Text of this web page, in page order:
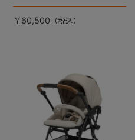
る、スゴカルのコンパクトモ
デル。
￥60,500